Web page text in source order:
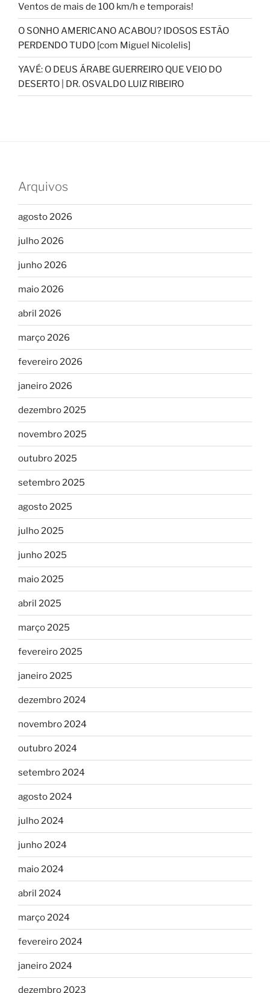
Ventos de mais de 100 km/h e temporais!
O SONHO AMERICANO ACABOU? IDOSOS ESTÃO
PERDENDO TUDO [com Miguel Nicolelis]
YAVÉ: O DEUS ÁRABE GUERREIRO QUE VEIO DO
DESERTO | DR. OSVALDO LUIZ RIBEIRO
Arquivos
agosto 2026
julho 2026
junho 2026
maio 2026
abril 2026
março 2026
fevereiro 2026
janeiro 2026
dezembro 2025
novembro 2025
outubro 2025
setembro 2025
agosto 2025
julho 2025
junho 2025
maio 2025
abril 2025
março 2025
fevereiro 2025
janeiro 2025
dezembro 2024
novembro 2024
outubro 2024
setembro 2024
agosto 2024
julho 2024
junho 2024
maio 2024
abril 2024
março 2024
fevereiro 2024
janeiro 2024
dezembro 2023